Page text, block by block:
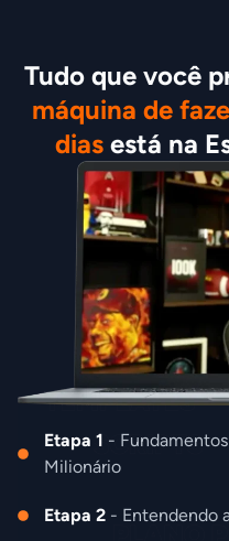
máquina de
dias está na
Etapa 1 -
Milionário
Etapa 2- Entendendo